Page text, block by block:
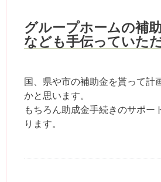
グループホームの補
なども手伝っていた
国、県や市の補助金を貰って計
かと思います。
もちろん助成金手続きのサポー
ります。